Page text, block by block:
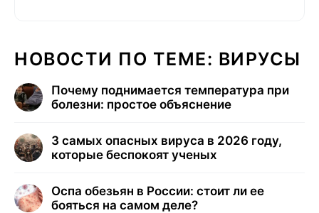
НОВОСТИ ПО ТЕМЕ: ВИРУСЫ
Почему поднимается температура при
болезни: простое объяснение
3 самых опасных вируса в 2026 году,
которые беспокоят ученых
Оспа обезьян в России: стоит ли ее
бояться на самом деле?